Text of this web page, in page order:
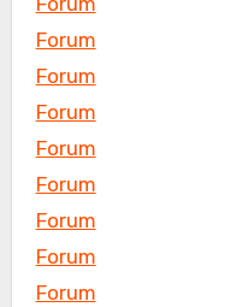
Forum
Forum
Forum
Forum
Forum
Forum
Forum
Forum